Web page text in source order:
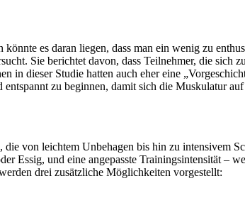
es daran liegen, dass man ein wenig zu
Sie berichtet davon, dass Teilnehmer, die sich
in dieser Studie hatten auch eher eine
zu beginnen, damit sich die Muskulatur
von leichtem Unbehagen bis hin zu intensivem
Essig, und eine angepasste Trainingsintensität –
drei zusätzliche Möglichkeiten vorgestellt: